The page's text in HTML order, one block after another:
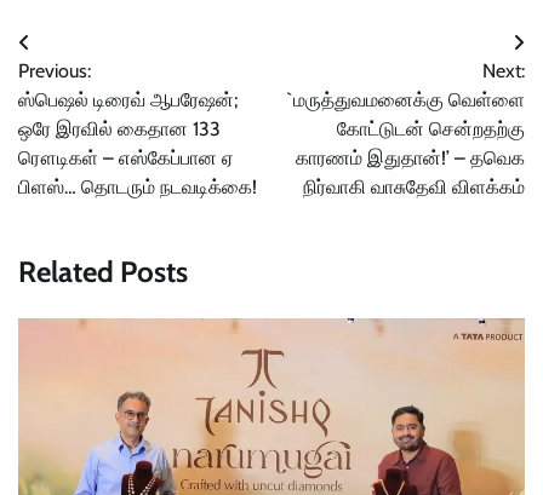
Post
navigation
Previous:
ஸ்பெஷல் டிரைவ் ஆபரேஷன்;
ஒரே இரவில் கைதான 133
ரௌடிகள் – எஸ்கேப்பான ஏ
பிளஸ்… தொடரும் நடவடிக்கை!
Next:
`மருத்துவமனைக்கு வெள்ளை
கோட்டுடன் சென்றதற்கு
காரணம் இதுதான்!’ – தவெக
நிர்வாகி வாசுதேவி விளக்கம்
Related Posts